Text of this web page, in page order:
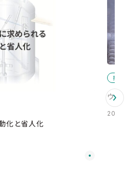
化と省人化
技術
ウォ